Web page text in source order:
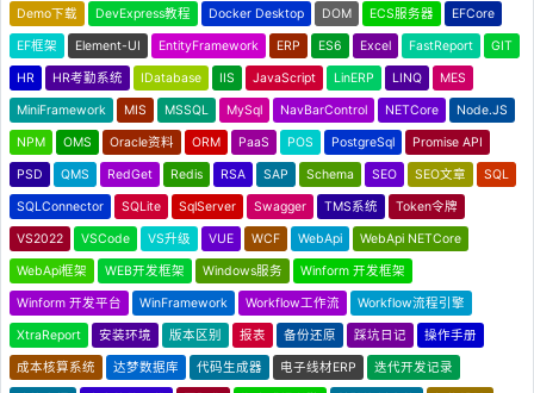
Demo下载 DevExpress教程 Docker Desktop DOM ECS服务器 EFCore
EF框架 Element-UI EntityFramework ERP ES6 Excel FastReport GIT
HR HR考勤系统 IDatabase IIS JavaScript LinERP LINQ MES
MiniFramework MIS MSSQL MySql NavBarControl NETCore Node.JS
NPM OMS Oracle资料 ORM PaaS POS PostgreSql Promise API
PSD QMS RedGet Redis RSA SAP Schema SEO SEO文章 SQL
SQLConnector SQLite SqlServer Swagger TMS系统 Token令牌
VS2022 VSCode VS升级 VUE WCF WebApi WebApi NETCore
WebApi框架 WEB开发框架 Windows服务 Winform 开发框架
Winform 开发平台 WinFramework Workflow工作流 Workflow流程引擎
XtraReport 安装环境 版本区别 报表 备份还原 踩坑日记 操作手册
成本核算系统 达梦数据库 代码生成器 电子线材ERP 迭代开发记录